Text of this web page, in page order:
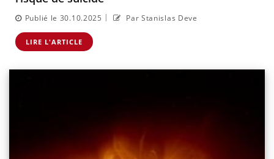
Publié le 30.10.2025 | Par Stanislas Deve
LIRE L'ARTICLE